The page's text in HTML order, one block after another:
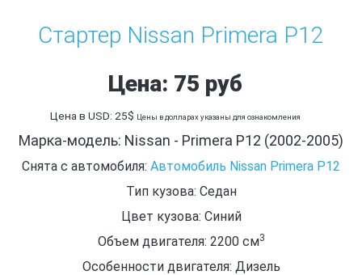
Стартер Nissan Primera P12
Цена: 75 руб
Цена в USD: 25$ Цены в долларах указаны для ознакомления
Марка-модель: Nissan - Primera P12 (2002-2005)
Снята с автомобиля: Автомобиль Nissan Primera P12
Тип кузова: Седан
Цвет кузова: Синий
Объем двигателя: 2200 см3
Особенности двигателя: Дизель